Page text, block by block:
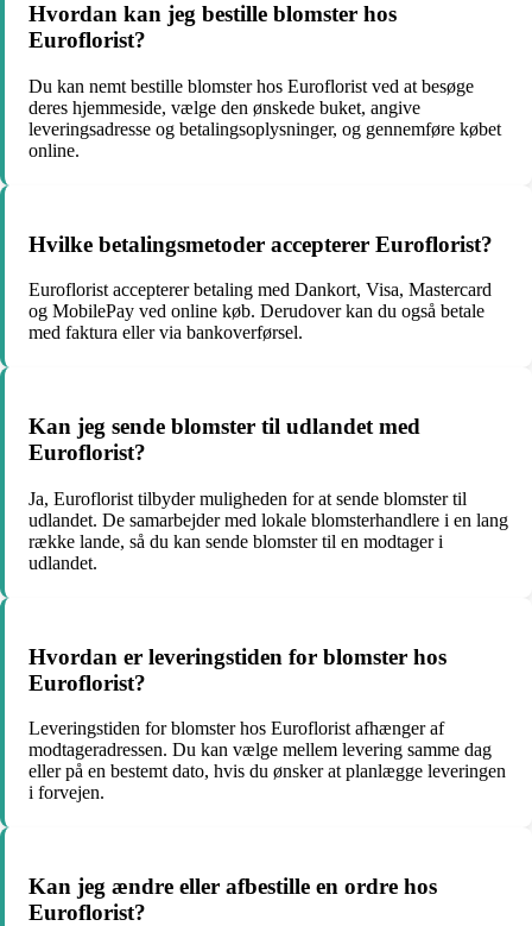
Hvordan kan jeg bestille blomster hos
Euroflorist?
Du kan nemt bestille blomster hos Euroflorist ved at besøge
deres hjemmeside, vælge den ønskede buket, angive
leveringsadresse og betalingsoplysninger, og gennemføre købet
online.
Hvilke betalingsmetoder accepterer Euroflorist?
Euroflorist accepterer betaling med Dankort, Visa, Mastercard
og MobilePay ved online køb. Derudover kan du også betale
med faktura eller via bankoverførsel.
Kan jeg sende blomster til udlandet med
Euroflorist?
Ja, Euroflorist tilbyder muligheden for at sende blomster til
udlandet. De samarbejder med lokale blomsterhandlere i en lang
række lande, så du kan sende blomster til en modtager i
udlandet.
Hvordan er leveringstiden for blomster hos
Euroflorist?
Leveringstiden for blomster hos Euroflorist afhænger af
modtageradressen. Du kan vælge mellem levering samme dag
eller på en bestemt dato, hvis du ønsker at planlægge leveringen
i forvejen.
Kan jeg ændre eller afbestille en ordre hos
Euroflorist?